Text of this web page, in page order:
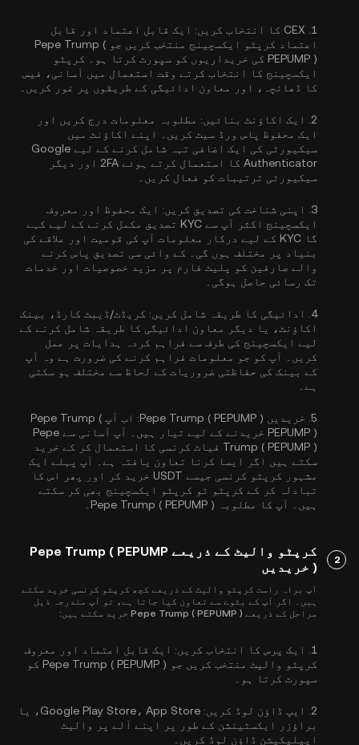
1. CEX کا انتخاب کریں:
ایک قابل اعتماد اور قابل
اعتماد کرپٹو ایکسچینج منتخب کریں جو Pepe Trump (
PEPUMP ) کی خریداریوں کو سپورٹ کرتا ہو۔ کرپٹو
ایکسچینج کا انتخاب کرتے وقت استعمال میں آسانی، فیس
کا ڈھانچہ، اور معاون ادائیگی کے طریقوں پر غور کریں۔
2. ایک اکاؤنٹ بنائیں: مطلوبہ معلومات درج کریں اور
ایک محفوظ پاس ورڈ سیٹ کریں۔ اپنے اکاؤنٹ میں
سیکیورٹی کی ایک اضافی تہہ شامل کرنے کے لیے Google
Authenticator کا استعمال کرتے ہوئے 2FA
اور دیگر
سیکیورٹی ترتیبات کو فعال کریں۔
3. اپنی شناخت کی تصدیق کریں: ایک محفوظ اور معروف
ایکسچینج اکثر آپ سے
KYC تصدیق مکمل کرنے کے لیے کہے
گا
KYC کے لیے درکار معلومات آپ کی قومیت اور علاقے کی
بنیاد پر مختلف ہوں گی۔ کے وائی سی تصدیق پاس کرنے
والے صارفین کو پلیٹ فارم پر مزید خصوصیات اور خدمات
تک رسائی حاصل ہوگی۔
4. ادائیگی کا طریقہ شامل کریں: کریڈٹ/ڈیبٹ کارڈ، بینک
اکاؤنٹ، یا دیگر معاون ادائیگی کا طریقہ شامل کرنے کے
لیے ایکسچینج کی طرف سے فراہم کردہ ہدایات پر عمل
کریں۔ آپ کو جو معلومات فراہم کرنے کی ضرورت ہے وہ آپ
کے بینک کی حفاظتی ضروریات کے لحاظ سے مختلف ہو سکتی
ہے۔
5. خریدیں Pepe Trump ( PEPUMP ):
اب آپ Pepe Trump (
PEPUMP ) خریدنے کے لیے تیار ہیں۔ آپ آسانی سے Pepe
Trump ( PEPUMP ) فیاٹ کرنسی کا استعمال کر کے خرید
سکتے ہیں اگر ایسا کرنا تعاون یافتہ ہے۔ آپ پہلے ایک
مشہور کرپٹو کرنسی جیسے USDT خرید کر اور پھر اس کا
تبادلہ کر کے کرپٹو ٹو کرپٹو ایکسچینج بھی کر سکتے
ہیں۔ آپ کا مطلوبہ Pepe Trump ( PEPUMP )۔
2
کرپٹو والیٹ کے ذریعے Pepe Trump ( PEPUMP
) خریدیں
آپ براہ راست کرپٹو والیٹ کے ذریعے کچھ کرپٹو کرنسی خرید سکتے
ہیں۔ اگر آپ کے بٹوے سے تعاون کیا جاتا ہے، تو آپ مندرجہ ذیل
مراحل کے ذریعے Pepe Trump ( PEPUMP ) خرید سکتے ہیں:
1. ایک پرس کا انتخاب کریں: ایک قابل اعتماد اور معروف
کرپٹو والیٹ منتخب کریں جو Pepe Trump ( PEPUMP ) کو
سپورٹ کرتا ہو۔
2. ایپ ڈاؤن لوڈ کریں:
Google Play Store، App Store، یا
براؤزر ایکسٹینشن کے طور پر اپنے آلے پر والیٹ
ایپلیکیشن ڈاؤن لوڈ کریں۔